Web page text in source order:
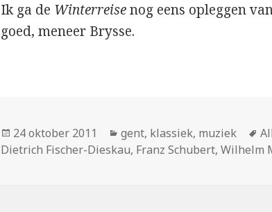
Ik ga de Winterreisenog eens opleggen
goed, meneer Brysse.
Geplaatst
op
24 oktober 2011 Categorieën
gent, klassiek, muziek
Dietrich Fischer-Dieskau, Franz Schubert,Wilhelm